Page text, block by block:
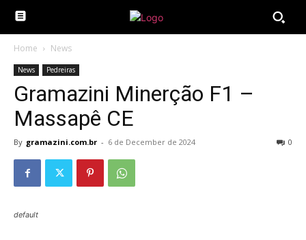
Home News
News Pedreiras
Gramazini Minerção F1 –
Massapê CE
By gramazini.com.br - 6 de December de 2024 0
default